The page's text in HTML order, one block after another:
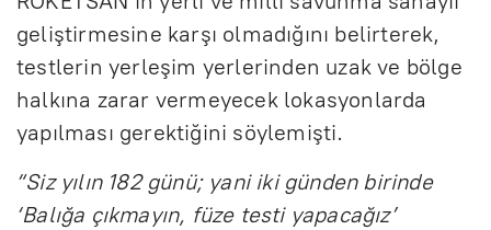
geliştirmesine karşı olmadığını belirterek,
testlerin yerleşim yerlerinden uzak ve bölge
halkına zarar vermeyecek lokasyonlarda
yapılması gerektiğini söylemişti.
“Siz yılın 182 günü; yani iki günden birinde
‘Balığa çıkmayın, füze testi yapacağız’